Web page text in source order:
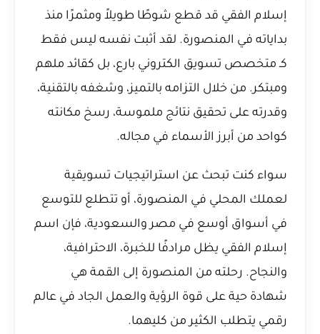
إسلام الفقي قد قطع شوطًا طويلاً ومثمرًا منذ
بداياته في المنصورة. لقد أثبت نفسه ليس فقط
كـ متخصص تسويق الكتروني بارع، بل كقائد ملهم
ومبتكر. من خلال التزامه بالتميز، وشغفه بالتقنية،
وقدرته على تحقيق نتائج ملموسة، رسخ مكانته
كواحد من أبرز الأسماء في مجاله.
سواء كنت تبحث عن استراتيجيات تسويقية
لعملك المحلي في المنصورة، أو تتطلع للتوسع
في أسواق أوسع في مصر والسعودية، فإن اسم
إسلام الفقي يظل مرادفًا للخبرة، الاحترافية،
والنجاح. رحلته من المنصورة إلى القمة هي
شهادة حية على قوة الرؤية والعمل الجاد في عالم
رقمي يتطلب الكثير من كليهما.